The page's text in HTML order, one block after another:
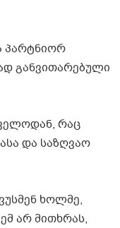
პარტნიორ
განვითარებული
რაც
და საზღვაო
ხოლმე,
არ მითხრას,